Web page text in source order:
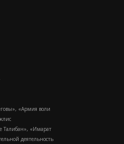
«Армия воли
Талибан», «Имарат
деятельность